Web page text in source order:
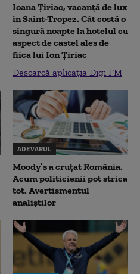
Ioana Țiriac, vacanță de lux
în Saint-Tropez. Cât costă o
singură noapte la hotelul cu
aspect de castel ales de
fiica lui Ion Țiriac
Descarcă aplicația Digi FM
ADEVARUL
Moody’s a cruțat România.
Acum politicienii pot strica
tot. Avertismentul
analiștilor